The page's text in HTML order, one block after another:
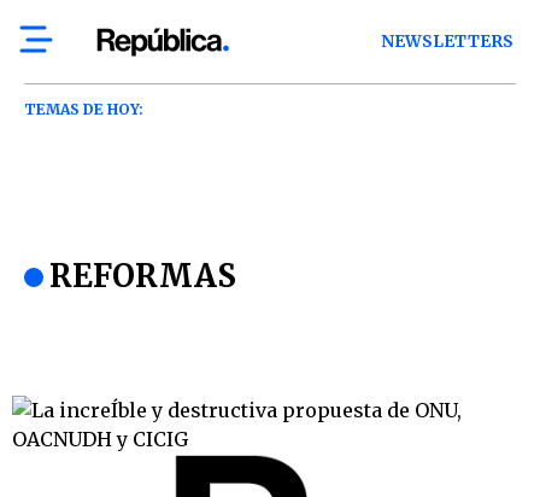
NEWSLETTERS
TEMAS DE HOY:
REFORMAS